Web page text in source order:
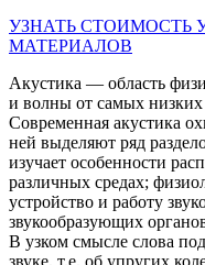
УЗНАТЬ СТОИМОСТЬ
МАТЕРИАЛОВ
Акустика — область
и волны от самых низких
Современная акустика
ней выделяют ряд
изучает особенности
различных средах;
устройство и работу
звукообразующих
В узком смысле слова
звуке, т.е. об упругих